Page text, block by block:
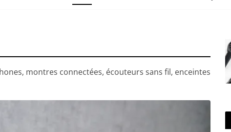
montres connectées, écouteurs sans fil, enceintes